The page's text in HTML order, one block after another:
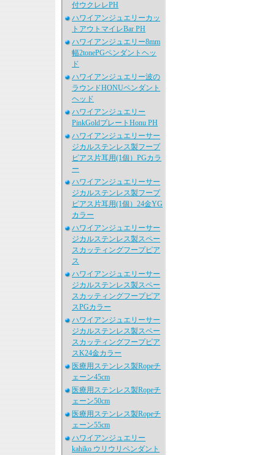
付ウクレレPH
ハワイアンジュエリーカッ
トアウトマイレBar PH
ハワイアンジュエリー8mm
幅2tonePGペンダントヘッ
ド
ハワイアンジュエリー波の
ラウンドHONUペンダント
ヘッド
ハワイアンジュエリー
PinkGoldプレートHonu PH
ハワイアンジュエリーサー
ジカルステンレス製フープ
ピアス片耳用(1個）PGカラ
ー
ハワイアンジュエリーサー
ジカルステンレス製フープ
ピアス片耳用(1個）24金YG
カラー
ハワイアンジュエリーサー
ジカルステンレス製スペー
スカッティングフープピア
ス
ハワイアンジュエリーサー
ジカルステンレス製スペー
スカッティングフープピア
スPGカラー
ハワイアンジュエリーサー
ジカルステンレス製スペー
スカッティングフープピア
スK24金カラー
医療用ステンレス製Ropeチ
ェーン45cm
医療用ステンレス製Ropeチ
ェーン50cm
医療用ステンレス製Ropeチ
ェーン55cm
ハワイアンジュエリー
kahiko ウリウリペンダント